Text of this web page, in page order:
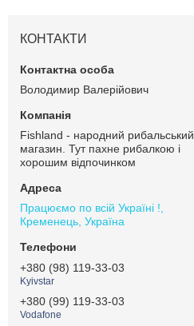
КОНТАКТИ
Володимир Валерійович
Fishland - народний рибальський
магазин. Тут пахне рибалкою і
хорошим відпочинком
Працюємо по всій Україні !,
Кременець, Україна
+380 (98) 119-33-03
Kyivstar
+380 (99) 119-33-03
Vodafone